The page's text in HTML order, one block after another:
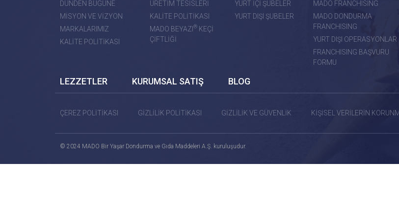
DÜNDEN BUGÜNE
MİSYON VE VİZYON
MARKALARIMIZ
KALİTE POLİTİKASI
ÜRETİM TESİSLERİ
KALİTE POLİTİKASI
MADO BEYAZI®KEÇİ
ÇİFTLİĞİ
YURT İÇİ ŞUBELER
YURT DIŞI ŞUBELER
MADO FRANCHISING
MADO DONDURMA
FRANCHISING
YURT DIŞI OPERASYONLAR
FRANCHISING BAŞVURU
FORMU
LEZZETLER KURUMSAL SATIŞ BLOG
ÇEREZ POLİTİKASI GİZLİLİK POLİTİKASI GİZLİLİK VE GÜVENLİK KİŞİSEL VERİLERİN
© 2024 MADO Bir Yaşar Dondurma ve Gıda Maddeleri A.Ş. kuruluşudur.